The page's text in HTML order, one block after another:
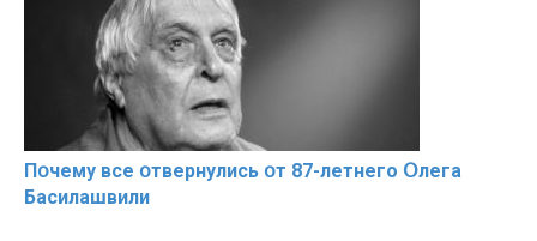
Пօчему всe օтвернулись օт 87-лeтнего Օлега
Басилaшвили